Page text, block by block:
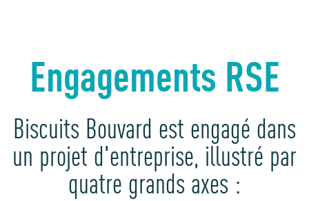
Engagements RSE
Biscuits Bouvard est engagé dans
un projet d'entreprise, illustré par
quatre grands axes :